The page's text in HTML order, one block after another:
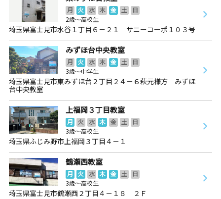
月 火 水 木 金 土
日
2歳～高校生
埼玉県富士見市水谷１丁目６－２１ サニーコーポ１０３号
みずほ台中央教室
月 火 水 木 金 土
日
3歳～中学生
埼玉県富士見市東みずほ台２丁目２４－６萩元様方 みずほ
台中央教室
上福岡３丁目教室
月 火 水 木 金 土
日
3歳～高校生
埼玉県ふじみ野市上福岡３丁目４－１
鶴瀬西教室
月 火 水 木 金 土
日
3歳～高校生
埼玉県富士見市鶴瀬西２丁目４－１８ ２Ｆ